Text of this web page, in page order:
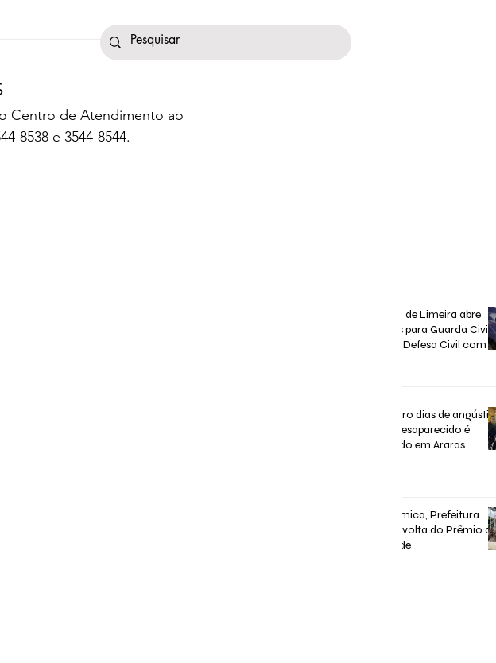
Concurso de Limeira abre
inscrições para Guarda Civil,
Trânsito e Defesa Civil com
Após quatro dias de
homem desaparecido é
encontrado em Araras
Após polêmica, Prefeitura
confirma volta do Prêmio de
Assiduidade
Fake News
Meio Ambiente
Centro de Atendimento ao
8538 e 3544-8544.